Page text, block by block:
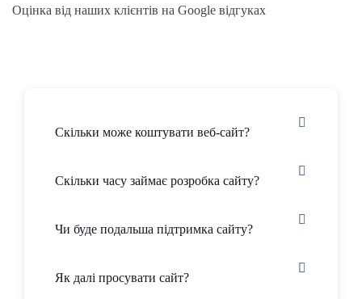
Оцінка від наших клієнтів на Google відгуках
Скільки може коштувати веб-сайт?
Скільки часу займає розробка сайту?
Чи буде подальша підтримка сайту?
Як далі просувати сайт?